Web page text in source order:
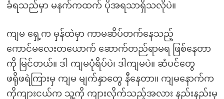
ခံရသည်မှာ မနက်ကထက် ပိုအရသာရှိသလိုပဲ။
ကျမ ရှေ့က မှန်ထဲမှာ ကာမဆိပ်တက်နေသည့်
ကောင်မလေးတယောက် ဆောက်တည်ရာမရ ဖြစ်နေတာ
ကို မြင်တယ်။ ဒါ ကျမပုံရိပ်ပဲ၊ ဒါကျမပဲ။ ဆံပင်တွေ
ဖရိုဖရဲကြားမှ ကျမ မျက်နှာတွေ နီနေတာ။ ကျမနောက်က
ကိုကျားငယ်က သူ့ကို ကျားလိုက်သည့်အလား နည်းနည်းမှ